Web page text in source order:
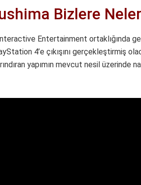
Bizlere
Entertainment ortaklığında
4’e çıkışını gerçekleştirmiş
yapımın mevcut nesil